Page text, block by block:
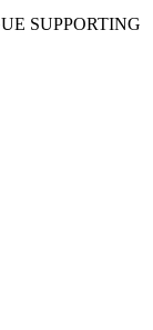
SUPPORTING